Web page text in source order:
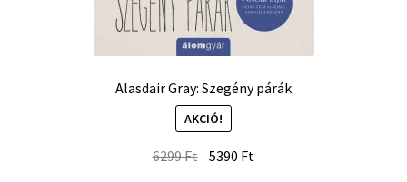
Alasdair Gray: Szegény párák
AKCIÓ!
6299Ft 5390 Ft